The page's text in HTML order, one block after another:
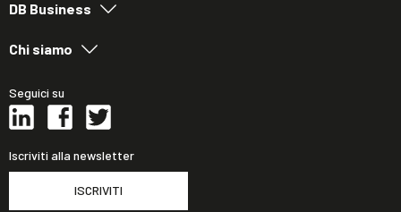
DB Business
Chi siamo
Seguici su
Iscriviti alla newsletter
ISCRIVITI